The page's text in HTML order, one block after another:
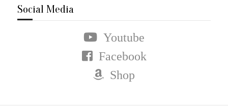
Social Media
Youtube
Facebook
Shop